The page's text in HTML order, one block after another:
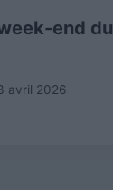
end du
avril 2026